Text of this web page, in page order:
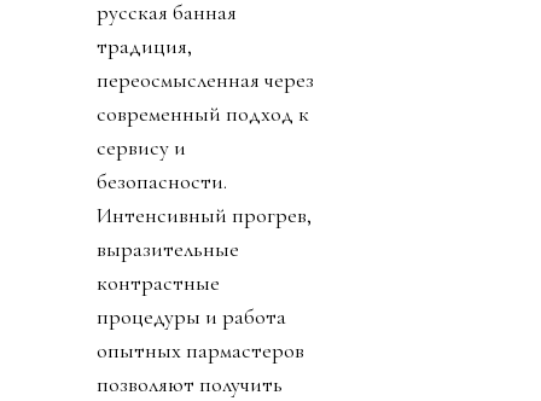
русская банная
традиция,
переосмысленная через
современный подход к
сервису и
безопасности.
Интенсивный прогрев,
выразительные
контрастные
процедуры и работа
опытных пармастеров
позволяют получить